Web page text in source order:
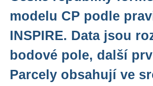
modelu CP podle
INSPIRE. Data jsou
bodové pole, další
Parcely obsahují ve